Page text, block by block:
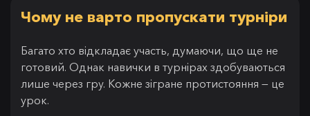
Чому не варто пропускати турніри
Багато хто відкладає участь, думаючи, що ще не
готовий. Однак навички в турнірах здобуваються
лише через гру. Кожне зігране протистояння — це
урок.